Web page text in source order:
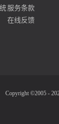
服务条款
在线反馈
Copyright ©2005 -